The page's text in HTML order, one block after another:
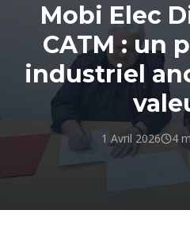
Mobi Elec
CATM : un
industriel
1 Avril 2026 4